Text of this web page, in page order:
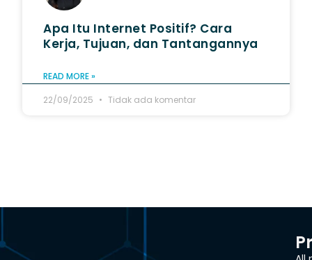
Apa Itu Internet Positif? Cara
Kerja, Tujuan, dan Tantangannya
READ MORE »
22/09/2025
Tidak ada komentar